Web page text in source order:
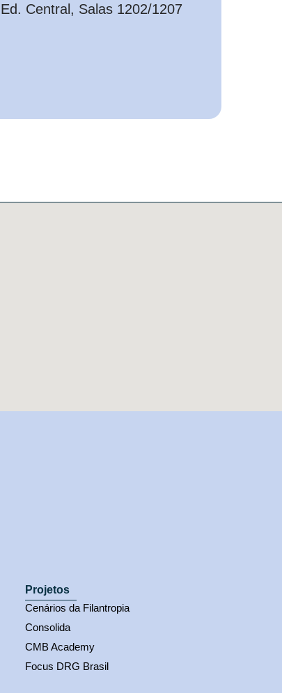
Central, Salas 1202/1207
Projetos
Cenários da Filantropia
Consolida
CMB Academy
Focus DRG Brasil